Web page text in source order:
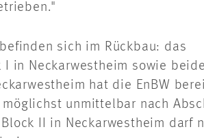
sich im Rückbau: das
in Neckarwestheim sowie
hat die EnBW
unmittelbar nach
II in Neckarwestheim darf